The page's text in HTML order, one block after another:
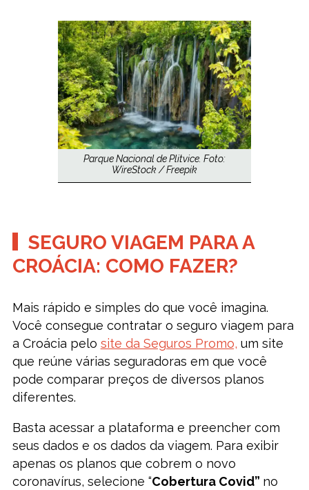
Parque Nacional de Plitvice. Foto:
WireStock / Freepik
SEGURO VIAGEM PARA A
CROÁCIA: COMO FAZER?
Mais rápido e simples do que você imagina.
Você consegue contratar o seguro viagem para
a Croácia pelo site da Seguros Promo, um site
que reúne várias seguradoras em que você
pode comparar preços de diversos planos
diferentes.
Basta acessar a plataforma e preencher com
seus dados e os dados da viagem. Para exibir
apenas os planos que cobrem o novo
coronavírus, selecione “Cobertura Covid” no